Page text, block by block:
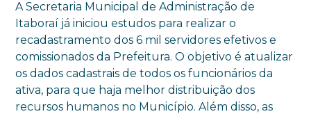
A Secretaria Municipal de Administração de
Itaboraí já iniciou estudos para realizar o
recadastramento dos 6 mil servidores efetivos e
comissionados da Prefeitura. O objetivo é atualizar
os dados cadastrais de todos os funcionários da
ativa, para que haja melhor distribuição dos
recursos humanos no Município. Além disso, as